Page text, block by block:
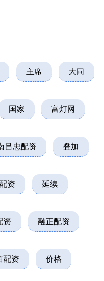
主席 大同
国家 富灯网
吕忠配资 叠加
资 延续
资 融正配资
配资 价格